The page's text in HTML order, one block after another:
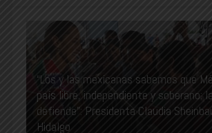
“Los y las mexicanas sabemos que
país libre, independiente y soberano;
defiende”: Presidenta Claudia
Hidalgo